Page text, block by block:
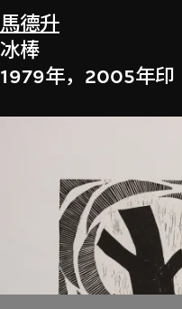
馬德升
冰棒
1979年，2005年印